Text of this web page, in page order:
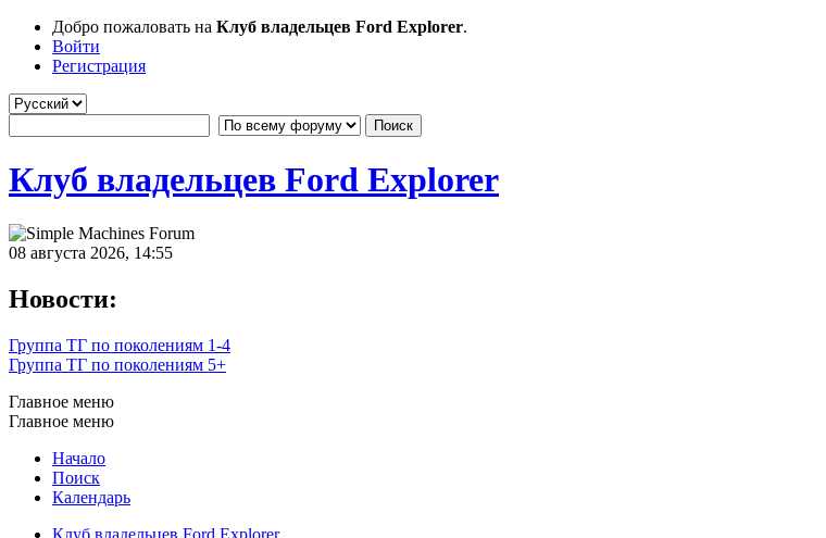
Добро пожаловать на Клуб владельцев Ford Explorer.
Войти
Регистрация
Клуб владельцев Ford Explorer
08 августа 2026, 14:55
Новости:
Группа ТГ по поколениям 1-4
Группа ТГ по поколениям 5+
Главное меню
Главное меню
Начало
Поиск
Календарь
Клуб владельцев Ford Explorer